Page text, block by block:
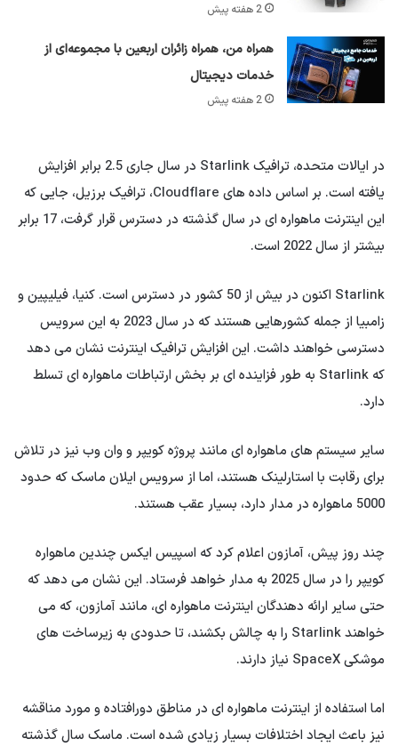
2 هفته پیش
همراه من، همراه زائران اربعین با مجموعه‌ای از
خدمات دیجیتال
2 هفته پیش
در ایالات متحده، ترافیک Starlink در سال جاری 2.5 برابر افزایش
یافته است. بر اساس داده های Cloudflare، ترافیک برزیل، جایی که
این اینترنت ماهواره ای در سال گذشته در دسترس قرار گرفت، 17 برابر
بیشتر از سال 2022 است.
Starlink اکنون در بیش از 50 کشور در دسترس است. کنیا، فیلیپین و
زامبیا از جمله کشورهایی هستند که در سال 2023 به این سرویس
دسترسی خواهند داشت. این افزایش ترافیک اینترنت نشان می دهد
که Starlink به طور فزاینده ای بر بخش ارتباطات ماهواره ای تسلط
دارد.
سایر سیستم های ماهواره ای مانند پروژه کویپر و وان وب نیز در تلاش
برای رقابت با استارلینک هستند، اما از سرویس ایلان ماسک که حدود
5000 ماهواره در مدار دارد، بسیار عقب هستند.
چند روز پیش، آمازون اعلام کرد که اسپیس ایکس چندین ماهواره
کویپر را در سال 2025 به مدار خواهد فرستاد. این نشان می دهد که
حتی سایر ارائه دهندگان اینترنت ماهواره ای، مانند آمازون، که می
خواهند Starlink را به چالش بکشند، تا حدودی به زیرساخت های
موشکی SpaceX نیاز دارند.
اما استفاده از اینترنت ماهواره ای در مناطق دورافتاده و مورد مناقشه
نیز باعث ایجاد اختلافات بسیار زیادی شده است. ماسک سال گذشته